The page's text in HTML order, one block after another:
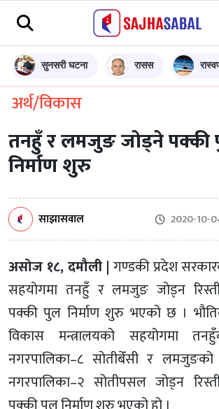
सुनसरी घटना रासस
अर्थ/विकास
तनहुँ र लमजुङ जोड्ने पक्की
निर्माण शुरु
साझासवाल 2020-10-
असोज १८, दमौली | गण्डकी प्रदेश
सहयोगमा तनहुँ र लमजुङ जोड्न
पक्की पुल निर्माण शुरु भएको छ ।
विकास मन्त्रालयको सहयोगमा
नगरपालिका–८ सोतीबेँसी र लमजुङको
नगरपालिका–२ सोतीपसल जोड्न